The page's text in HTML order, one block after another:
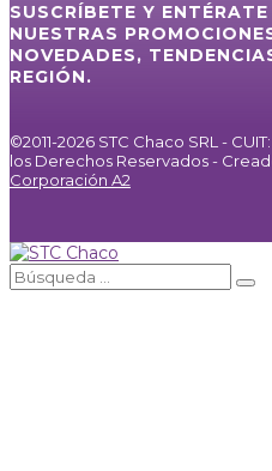
SUSCRÍBETE Y
NUESTRAS
NOVEDADES,
REGIÓN.
©2011-2026 STC Chaco SRL -
los Derechos Reservados -
Corporación A2